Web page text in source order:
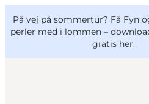
På vej på sommertur? Få Fyn
perler med i lommen –
gratis her.
VisitFyn
Deutsch